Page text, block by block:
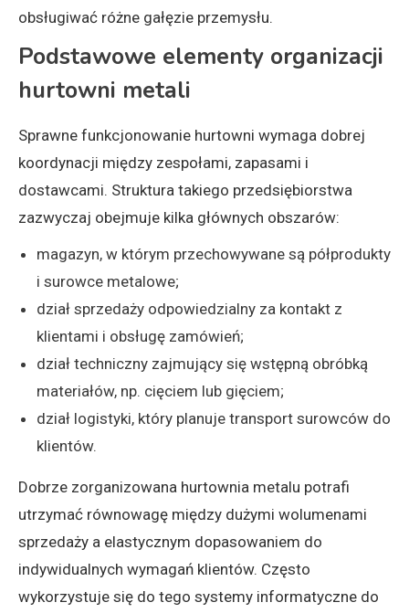
obsługiwać różne gałęzie przemysłu.
Podstawowe elementy organizacji
hurtowni metali
Sprawne funkcjonowanie hurtowni wymaga dobrej
koordynacji między zespołami, zapasami i
dostawcami. Struktura takiego przedsiębiorstwa
zazwyczaj obejmuje kilka głównych obszarów:
magazyn, w którym przechowywane są półprodukty
i surowce metalowe;
dział sprzedaży odpowiedzialny za kontakt z
klientami i obsługę zamówień;
dział techniczny zajmujący się wstępną obróbką
materiałów, np. cięciem lub gięciem;
dział logistyki, który planuje transport surowców do
klientów.
Dobrze zorganizowana hurtownia metalu potrafi
utrzymać równowagę między dużymi wolumenami
sprzedaży a elastycznym dopasowaniem do
indywidualnych wymagań klientów. Często
wykorzystuje się do tego systemy informatyczne do